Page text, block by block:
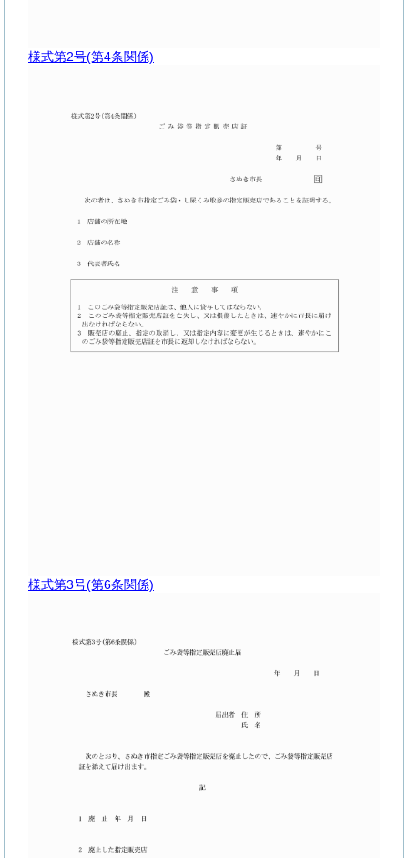
様式第2号(第4条関係)
様式第3号(第6条関係)